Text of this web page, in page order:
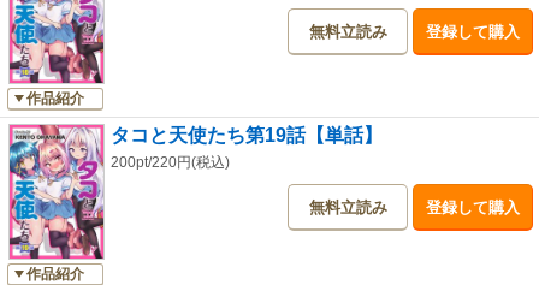
作品紹介
無料立読み 登録して購入
作品紹介
タコと天使たち第19話【単話】
200pt/220円(税込)
無料立読み 登録して購入